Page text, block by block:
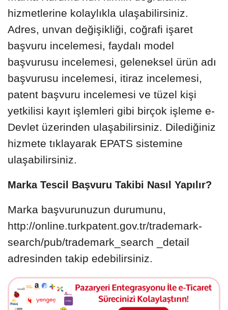
hizmetlerine kolaylıkla ulaşabilirsiniz.
Adres, unvan değişikliği, coğrafi işaret
başvuru incelemesi, faydalı model
başvurusu incelemesi, geleneksel ürün adı
başvurusu incelemesi, itiraz incelemesi,
patent başvuru incelemesi ve tüzel kişi
yetkilisi kayıt işlemleri gibi birçok işleme e-
Devlet üzerinden ulaşabilirsiniz. Dilediğiniz
hizmete tıklayarak EPATS sistemine
ulaşabilirsiniz.
Marka Tescil Başvuru Takibi Nasıl Yapılır?
Marka başvurunuzun durumunu,
http://online.turkpatent.gov.tr/trademark-
search/pub/trademark_search _detail
adresinden takip edebilirsiniz.